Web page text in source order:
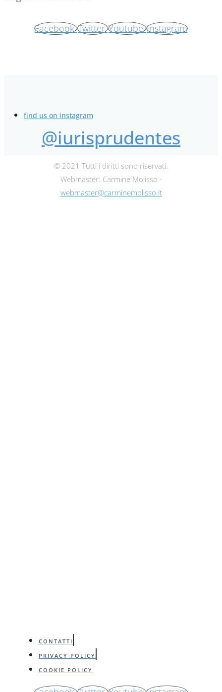
Facebook Twitter Youtube Instagram
find us on instagram
@iurisprudentes
© 2021 Tutti i diritti sono riservati.
Webmaster: Carmine Molisso -
webmaster@carminemolisso.it
CONTATTI
PRIVACY POLICY
COOKIE POLICY